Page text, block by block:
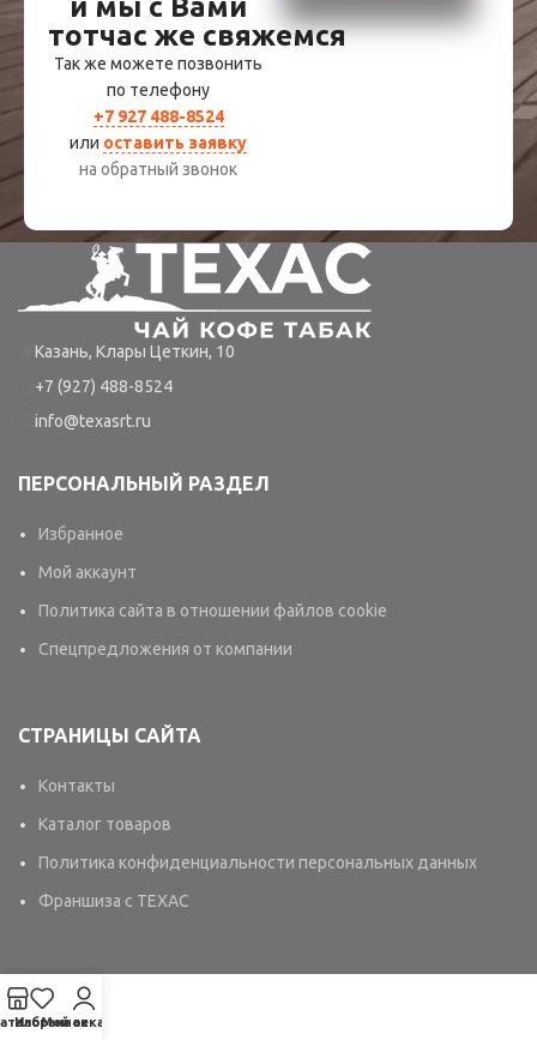
и мы с Вами
тотчас же свяжемся
Так же можете позвонить
по телефону
+7 927 488-8524
или оставить заявку
на обратный звонок
Казань, Клары Цеткин, 10
+7 (927) 488-8524
info@texasrt.ru
ПЕРСОНАЛЬНЫЙ РАЗДЕЛ
Избранное
Мой аккаунт
Политика сайта в отношении файлов cookie
Спецпредложения от компании
СТРАНИЦЫ САЙТА
Контакты
Каталог товаров
Политика конфиденциальности персональных данных
Франшиза с TEXAC
Избранное
Мой аккаунт